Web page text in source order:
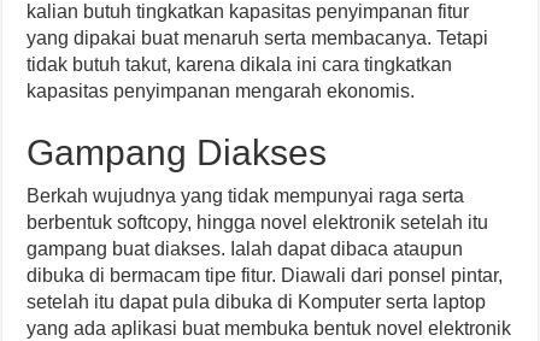
kalian butuh tingkatkan kapasitas penyimpanan fitur
yang dipakai buat menaruh serta membacanya. Tetapi
tidak butuh takut, karena dikala ini cara tingkatkan
kapasitas penyimpanan mengarah ekonomis.
Gampang Diakses
Berkah wujudnya yang tidak mempunyai raga serta
berbentuk softcopy, hingga novel elektronik setelah itu
gampang buat diakses. Ialah dapat dibaca ataupun
dibuka di bermacam tipe fitur. Diawali dari ponsel pintar,
setelah itu dapat pula dibuka di Komputer serta laptop
yang ada aplikasi buat membuka bentuk novel elektronik